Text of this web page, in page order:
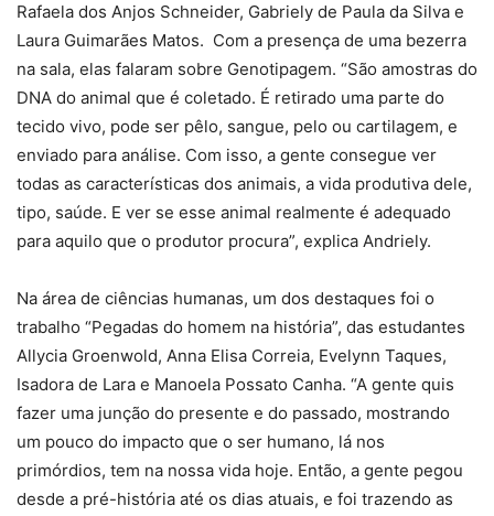
Rafaela dos Anjos Schneider, Gabriely de Paula da Silva e
Laura Guimarães Matos. Com a presença de uma bezerra
na sala, elas falaram sobre Genotipagem. “São amostras do
DNA do animal que é coletado. É retirado uma parte do
tecido vivo, pode ser pêlo, sangue, pelo ou cartilagem, e
enviado para análise. Com isso, a gente consegue ver
todas as características dos animais, a vida produtiva dele,
tipo, saúde. E ver se esse animal realmente é adequado
para aquilo que o produtor procura”, explica Andriely.
Na área de ciências humanas, um dos destaques foi o
trabalho “Pegadas do homem na história”, das estudantes
Allycia Groenwold, Anna Elisa Correia, Evelynn Taques,
Isadora de Lara e Manoela Possato Canha. “A gente quis
fazer uma junção do presente e do passado, mostrando
um pouco do impacto que o ser humano, lá nos
primórdios, tem na nossa vida hoje. Então, a gente pegou
desde a pré-história até os dias atuais, e foi trazendo as